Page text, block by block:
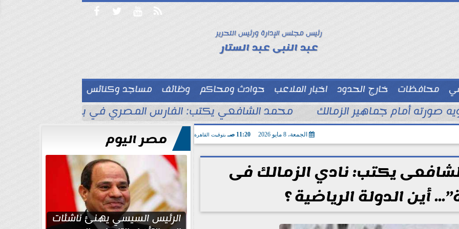
   
رئيس مجلس الإدارة ورئيس التحرير
عبد النبى عبد الستار
محافظات خارج الحدود اخبار الملاعب حوادث ومحاكم وظائف
مساجد وكنائس
توك شو  صورته أمام جماهير الزمالك محمد الشافعي يكتب: الفارس المصري في بلاد الأناضول
الجمعة، 8 مايو 2026 11:20 صـ بتوقيت القاهرة
يكتب: نادي الزمالك فى
أين الدولة الرياضية ؟
مصر اليوم
الرئيس السيسي يهنئ ناشئات